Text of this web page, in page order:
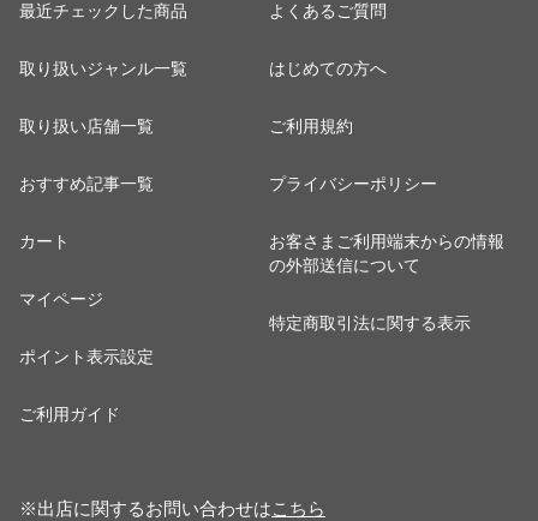
最近チェックした商品
取り扱いジャンル一覧
取り扱い店舗一覧
おすすめ記事一覧
カート
マイページ
ポイント表示設定
ご利用ガイド
よくあるご質問
はじめての方へ
ご利用規約
プライバシーポリシー
お客さまご利用端末からの情報
の外部送信について
特定商取引法に関する表示
※出店に関するお問い合わせはこちら